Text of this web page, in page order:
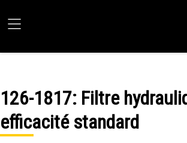
126-1817: Filtre
efficacité standard